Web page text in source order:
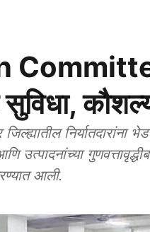
सुविधा,
निर्यातदारांना
आली.